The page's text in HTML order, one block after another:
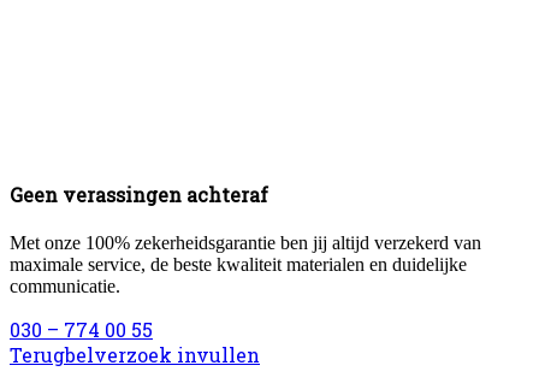
Geen verassingen achteraf
Met onze 100% zekerheidsgarantie ben jij altijd verzekerd van
maximale service, de beste kwaliteit materialen en duidelijke
communicatie.
030 – 774 00 55
Terugbelverzoek invullen